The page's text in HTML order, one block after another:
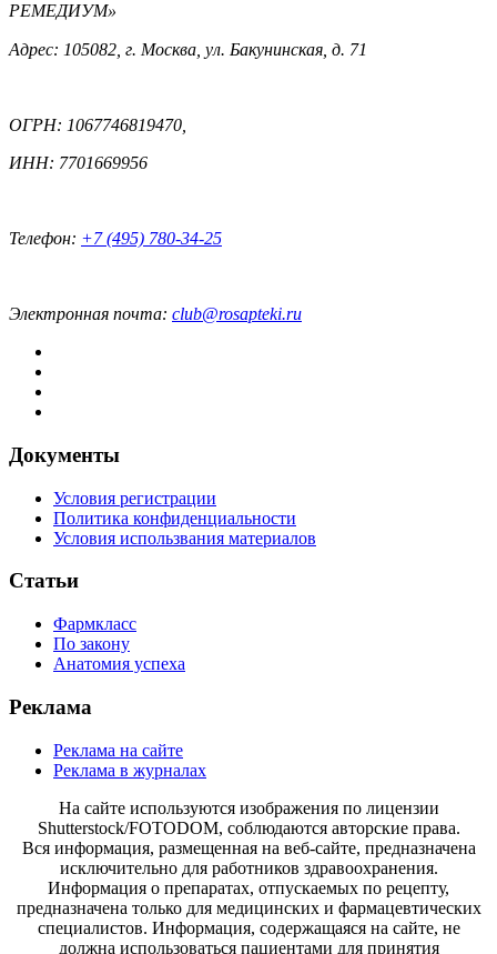
РЕМЕДИУМ»
Адрес: 105082, г. Москва, ул. Бакунинская, д. 71
ОГРН: 1067746819470,
ИНН: 7701669956
Телефон: +7 (495) 780-34-25
Электронная почта: club@rosapteki.ru
Документы
Условия регистрации
Политика конфиденциальности
Условия использвания материалов
Статьи
Фармкласс
По закону
Анатомия успеха
Реклама
Реклама на сайте
Реклама в журналах
На сайте используются изображения по лицензии
Shutterstock/FOTODOM, соблюдаются авторские права.
Вся информация, размещенная на веб-сайте, предназначена
исключительно для работников здравоохранения.
Информация о препаратах, отпускаемых по рецепту,
предназначена только для медицинских и фармацевтических
специалистов. Информация, содержащаяся на сайте, не
должна использоваться пациентами для принятия